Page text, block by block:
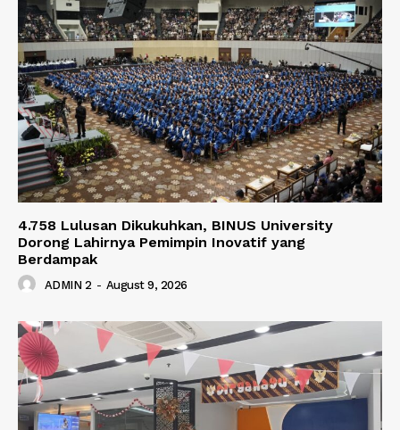
4.758 Lulusan Dikukuhkan, BINUS University
Dorong Lahirnya Pemimpin Inovatif yang
Berdampak
ADMIN 2 - August 9, 2026